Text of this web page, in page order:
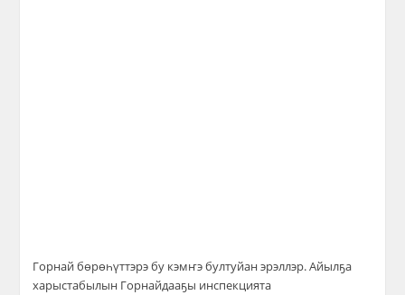
Горнай бөрөһүттэрэ бу кэмҥэ бултуйан эрэллэр. Айылҕа
харыстабылын Горнайдааҕы инспекцията